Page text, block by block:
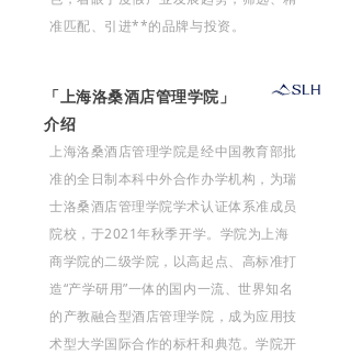
准匹配、引进**的品牌与投资。
「上海洛桑酒店管理学院」
介绍
上海洛桑酒店管理学院是经中国教育部批
准的全日制本科中外合作办学机构，为瑞
士洛桑酒店管理学院学术认证体系准成员
院校，于2021年秋季开学。学院为上海
商学院的二级学院，以高起点、高标准打
造“产学研用”一体的国内一流、世界知名
的产教融合型酒店管理学院，成为应用技
术型大学国际合作的标杆和典范。学院开